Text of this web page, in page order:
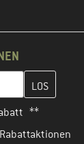
ein und
**